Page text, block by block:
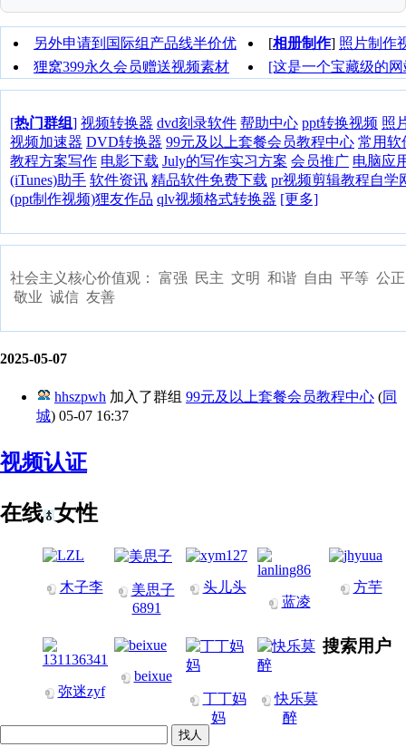
另外申请到国际组产品线半价优
惠>>
[相册制作] 照片制作
音乐
狸窝399永久会员赠送视频素材
[这是一个宝藏级的
[热门群组] 视频转换器 dvd刻录软件 帮助中心 ppt转换视频 照
视频加速器 DVD转换器 99元及以上套餐会员教程中心 常用软
教程方案写作 电影下载 July的写作实习方案 会员推广 电脑应
(iTunes)助手 软件资讯 精品软件免费下载 pr视频剪辑教程自学
(ppt制作视频)狸友作品 qlv视频格式转换器 [更多]
社会主义核心价值观： 富强 民主 文明 和谐 自由 平等 公
敬业 诚信 友善
2025-05-07
hhszpwh 加入了群组 99元及以上套餐会员教程中心 (同
城) 05-07 16:37
视频认证
在线 女性
木子李
美思子
6891
头儿头
蓝凌
方芋
弥迷zyf
beixue
丁丁妈
妈
快乐莫
醉
搜索用户